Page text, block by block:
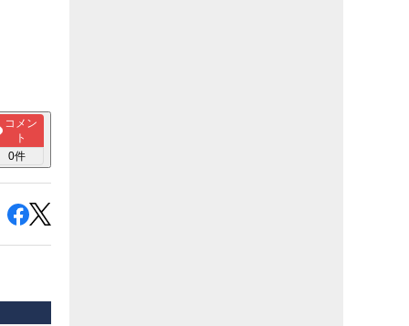
コメン
ト
0件